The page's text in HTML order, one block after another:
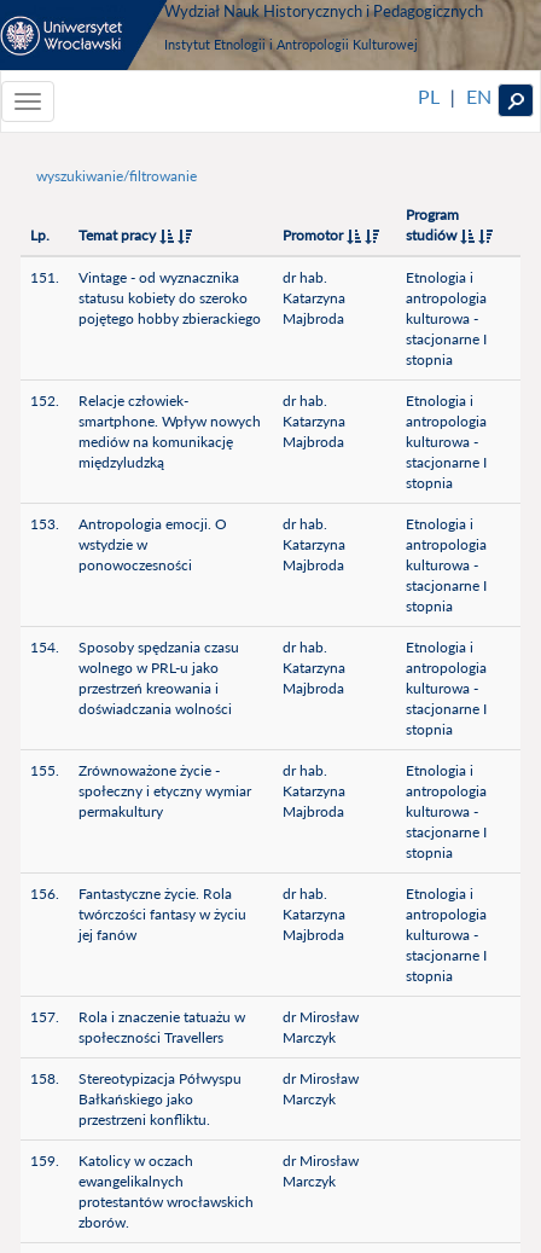
Wydział Nauk Historycznych i Pedagogicznych
Instytut Etnologii i Antropologii Kulturowej
Toggle
navigationToggle
PL | EN
wyszukiwanie/filtrowanie
Lp. Temat pracy Promotor
Program
studiów
151.
Vintage - od wyznacznika
statusu kobiety do szeroko
pojętego hobby zbierackiego
dr hab.
Katarzyna
Majbroda
Etnologia i
antropologia
kulturowa -
stacjonarne I
stopnia
152.
Relacje człowiek-
smartphone. Wpływ nowych
mediów na komunikację
międzyludzką
dr hab.
Katarzyna
Majbroda
Etnologia i
antropologia
kulturowa -
stacjonarne I
stopnia
153.
Antropologia emocji. O
wstydzie w
ponowoczesności
dr hab.
Katarzyna
Majbroda
Etnologia i
antropologia
kulturowa -
stacjonarne I
stopnia
154.
Sposoby spędzania czasu
wolnego w PRL-u jako
przestrzeń kreowania i
doświadczania wolności
dr hab.
Katarzyna
Majbroda
Etnologia i
antropologia
kulturowa -
stacjonarne I
stopnia
155.
Zrównoważone życie -
społeczny i etyczny wymiar
permakultury
dr hab.
Katarzyna
Majbroda
Etnologia i
antropologia
kulturowa -
stacjonarne I
stopnia
156.
Fantastyczne życie. Rola
twórczości fantasy w życiu
jej fanów
dr hab.
Katarzyna
Majbroda
Etnologia i
antropologia
kulturowa -
stacjonarne I
stopnia
157.
Rola i znaczenie tatuażu w
społeczności Travellers
dr Mirosław
Marczyk
158.
Stereotypizacja Półwyspu
Bałkańskiego jako
przestrzeni konfliktu.
dr Mirosław
Marczyk
159.
Katolicy w oczach
ewangelikalnych
protestantów wrocławskich
zborów.
dr Mirosław
Marczyk